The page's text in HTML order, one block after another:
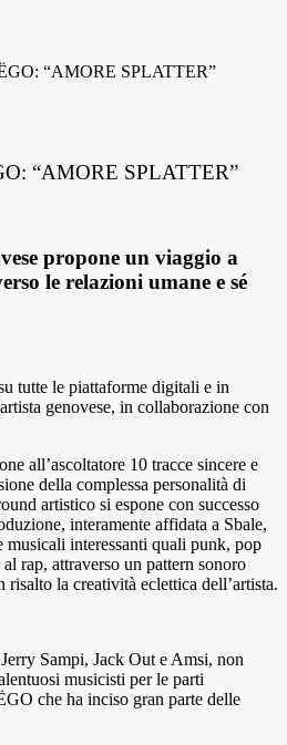
“AMORE SPLATTER”
“AMORE SPLATTER”
propone un viaggio a
le relazioni umane e sé
tutte le piattaforme digitali e in
genovese, in collaborazione con
all’ascoltatore 10 tracce sincere e
della complessa personalità di
artistico si espone con successo
interamente affidata a Sbale,
musicali interessanti quali punk, pop
rap, attraverso un pattern sonoro
risalto la creatività eclettica dell’artista.
Sampi, Jack Out e Amsi, non
musicisti per le parti
che ha inciso gran parte delle